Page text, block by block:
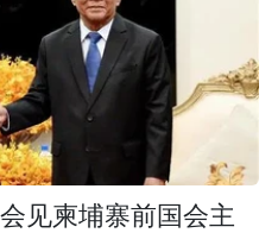
见柬埔寨前国会主